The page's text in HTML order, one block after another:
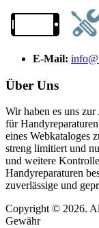
E-Mail:
Über Uns
Wir haben es uns
für
eines Webkataloges
streng limitiert und
und weitere
Handyreparaturen
zuverlässige und
Copyright © 2026.
Gewähr